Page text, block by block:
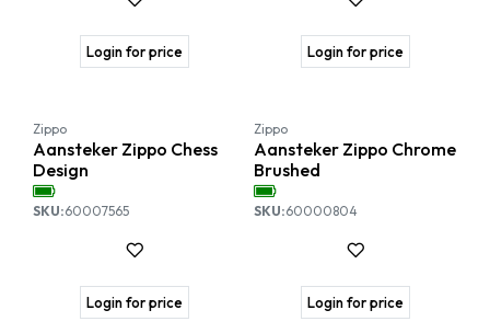
Login for price Login for price
Zippo
Aansteker Zippo Chess
Design
SKU:60007565
Login for price
Zippo
Aansteker Zippo Chrome
Brushed
SKU:60000804
Login for price